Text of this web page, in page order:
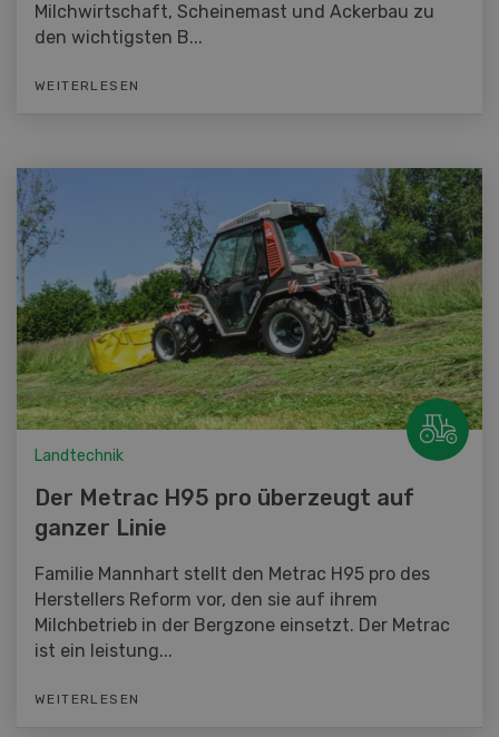
Milchwirtschaft, Scheinemast und Ackerbau zu
den wichtigsten B...
WEITERLESEN
Landtechnik
Der Metrac H95 pro überzeugt auf
ganzer Linie
Familie Mannhart stellt den Metrac H95 pro des
Herstellers Reform vor, den sie auf ihrem
Milchbetrieb in der Bergzone einsetzt. Der Metrac
ist ein leistung...
WEITERLESEN